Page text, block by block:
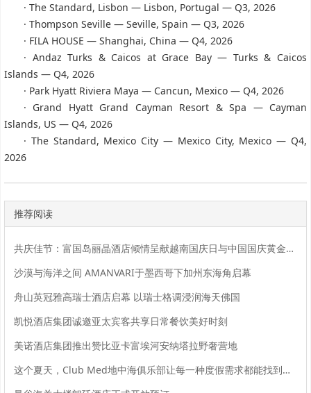
· The Standard, Lisbon — Lisbon, Portugal — Q3, 2026
· Thompson Seville — Seville, Spain — Q3, 2026
· FILA HOUSE — Shanghai, China — Q4, 2026
· Andaz Turks & Caicos at Grace Bay — Turks & Caicos
Islands — Q4, 2026
· Park Hyatt Riviera Maya — Cancun, Mexico — Q4, 2026
· Grand Hyatt Grand Cayman Resort & Spa — Cayman
Islands, US — Q4, 2026
· The Standard, Mexico City — Mexico City, Mexico — Q4,
2026
推荐阅读
共庆佳节：富国岛丽晶酒店倾情呈献越南国庆日与中国国庆黄金周精彩活动
沙漠与海洋之间 AMANVARI于墨西哥下加州东海角启幕
舟山英冠雅高瑞士酒店启幕 以瑞士格调浸润海天佛国
凯悦酒店集团诚邀亚太宾客共享日常餐饮美好时刻
美诺酒店集团推出赞比亚卡富埃河安纳塔拉野奢营地
这个夏天，Club Med地中海俱乐部让每一种度假需求都能找到回音